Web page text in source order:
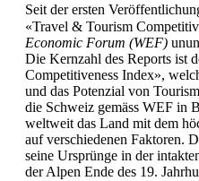
Seit der ersten
«Travel & Tourism
Economic Forum (WEF)
Die Kernzahl des Reports ist
Competitiveness Index»,
und das Potenzial von
die Schweiz gemäss WEF in
weltweit das Land mit dem
auf verschiedenen Faktoren.
seine Ursprünge in der
der Alpen Ende des 19.